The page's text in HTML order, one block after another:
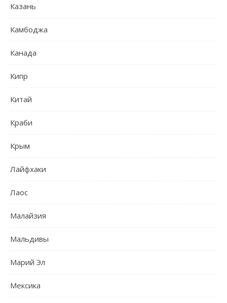
Казань
Камбоджа
Канада
Кипр
Китай
Краби
Крым
Лайфхаки
Лаос
Малайзия
Мальдивы
Марий Эл
Мексика